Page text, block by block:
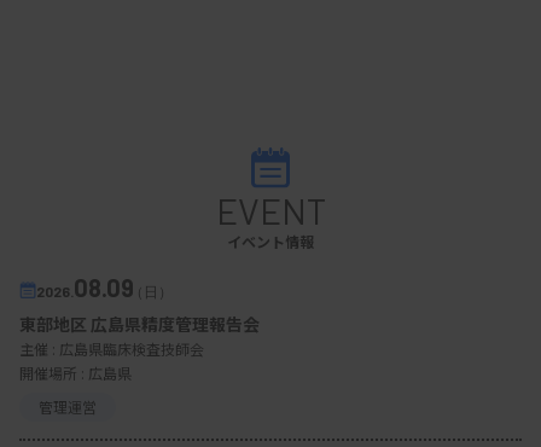
EVENT
イベント情報
2026. 08.09（日）
東部地区 広島県精度管理報告会
主催 : 広島県臨床検査技師会
開催場所 : 広島県
管理運営